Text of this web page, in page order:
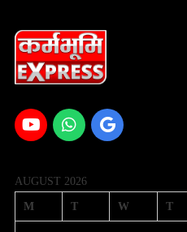
AUGUST 2026
M T W T